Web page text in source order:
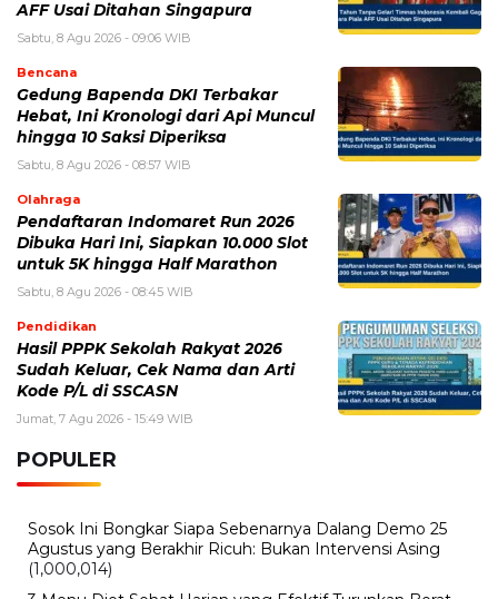
AFF Usai Ditahan Singapura
Sabtu, 8 Agu 2026 - 09:06 WIB
Bencana
Gedung Bapenda DKI Terbakar
Hebat, Ini Kronologi dari Api Muncul
hingga 10 Saksi Diperiksa
Sabtu, 8 Agu 2026 - 08:57 WIB
Olahraga
Pendaftaran Indomaret Run 2026
Dibuka Hari Ini, Siapkan 10.000 Slot
untuk 5K hingga Half Marathon
Sabtu, 8 Agu 2026 - 08:45 WIB
Pendidikan
Hasil PPPK Sekolah Rakyat 2026
Sudah Keluar, Cek Nama dan Arti
Kode P/L di SSCASN
Jumat, 7 Agu 2026 - 15:49 WIB
POPULER
Sosok Ini Bongkar Siapa Sebenarnya Dalang Demo 25
Agustus yang Berakhir Ricuh: Bukan Intervensi Asing
(1,000,014)